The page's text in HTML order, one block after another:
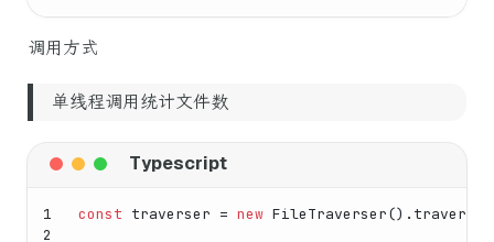
调用方式
单线程调用统计文件数
1
2
const traverser = new FileTraverser(). traverse